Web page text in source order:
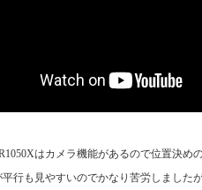
はカメラ機能があるので位置決
行も見やすいのでかなり苦労しました